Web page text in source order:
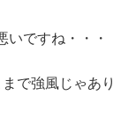
いですね・・・
で強風じゃあり